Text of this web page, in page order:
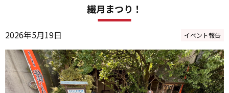
繊月まつり！
2026年5月19日 イベント報告